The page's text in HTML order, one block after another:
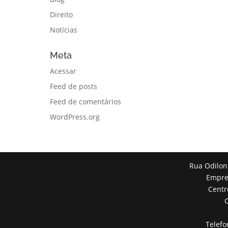
Direito
Notícias
Meta
Acessar
Feed de posts
Feed de comentários
WordPress.org
Rua